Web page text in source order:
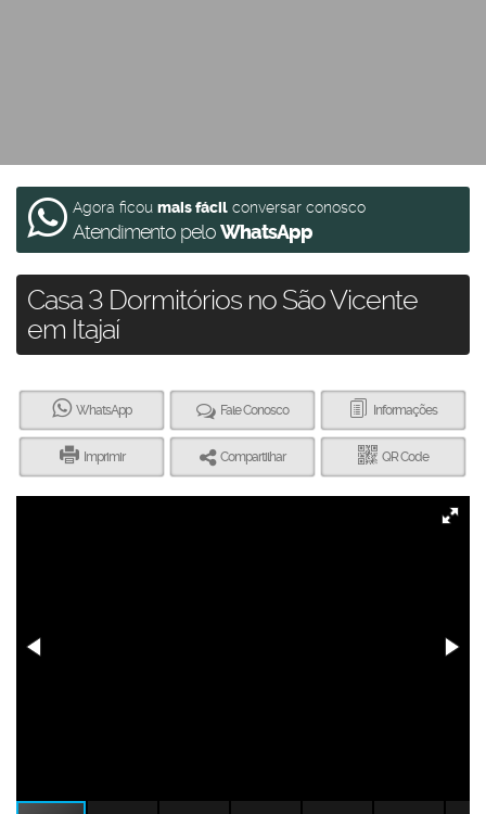
Agora ficou mais fácil conversar conosco
Atendimento peloWhatsApp
Casa 3 Dormitórios no São Vicente
em Itajaí
WhatsApp Fale Conosco Informações
Imprimir Compartilhar QR Code